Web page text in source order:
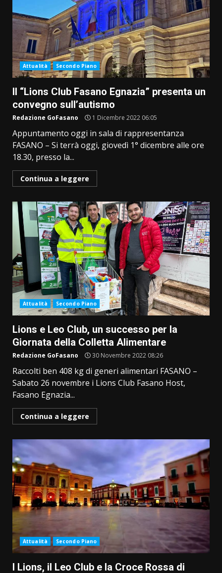
Attualità Secondo Piano
Il “Lions Club Fasano Egnazia” presenta un
convegno sull’autismo
Redazione GoFasano 1 Dicembre 2022 06:05
Appuntamento oggi in sala di rappresentanza
FASANO – Si terrà oggi, giovedì 1° dicembre alle ore
18.30, presso la...
Continua a leggere
Attualità Secondo Piano
Lions e Leo Club, un successo per la
Giornata della Colletta Alimentare
Redazione GoFasano 30 Novembre 2022 08:26
Raccolti ben 408 kg di generi alimentari FASANO –
Sabato 26 novembre i Lions Club Fasano Host,
Fasano Egnazia...
Continua a leggere
Attualità Secondo Piano
I Lions, il Leo Club e la Croce Rossa di